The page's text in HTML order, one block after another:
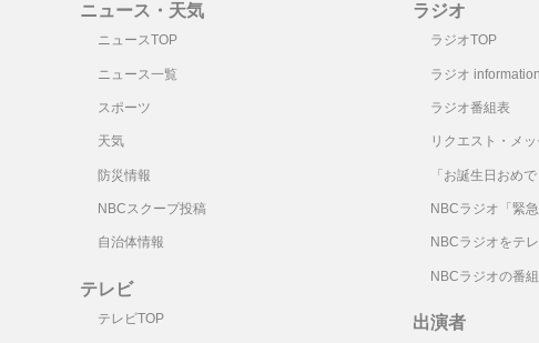
ニュース・天気
ニュースTOP
ニュース一覧
スポーツ
天気
防災情報
NBCスクープ投稿
自治体情報
テレビ
テレビTOP
ラジオ
ラジオTOP
ラジオ information
ラジオ番組表
リクエスト・メ
「お誕生日おめ
NBCラジオ「緊
NBCラジオをテ
NBCラジオの番
出演者